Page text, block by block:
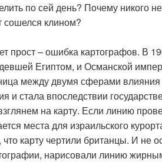
по сей день? Почему никого
сошелся клином?
прост – ошибка картографов. В
Египтом, и Османской
между двумя сферами
и стала впоследствии
на карту. Если линию
места для израильского
что карту чертили британцы. И не
нарисовали линию